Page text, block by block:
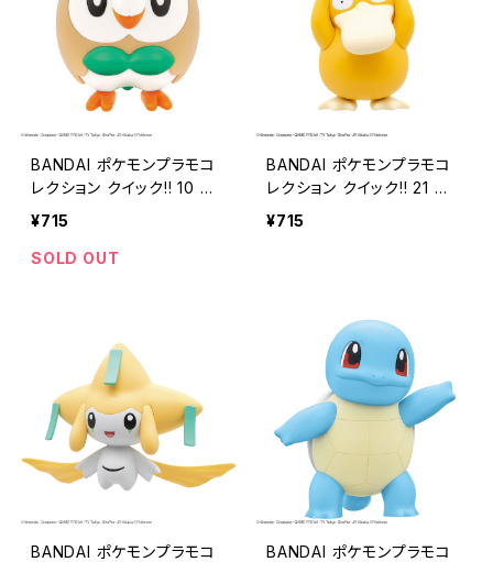
BANDAI ポケモンプラモコ
レクション クイック!! 10 モ
クロー
¥715
SOLD OUT
BANDAI ポケモンプラモコ
レクション クイック!! 21 コ
ダック
¥715
BANDAI ポケモンプラモコ
BANDAI ポケモンプラモコ